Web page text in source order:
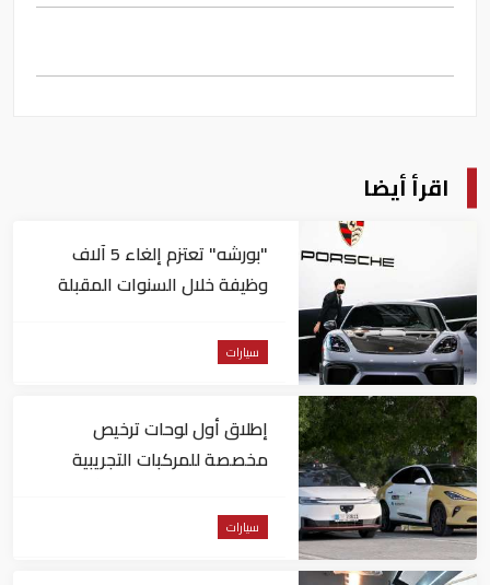
اقرأ أيضا
"بورشه" تعتزم إلغاء 5 آلاف
وظيفة خلال السنوات المقبلة
سيارات
إطلاق أول لوحات ترخيص
مخصصة للمركبات التجريبية
سيارات